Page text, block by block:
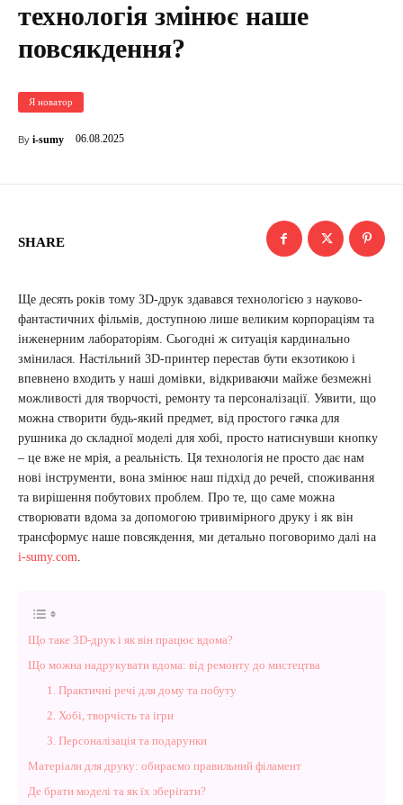
технологія змінює наше
повсякдення?
Я новатор
By i-sumy 06.08.2025
SHARE
Ще десять років тому 3D-друк здавався технологією з науково-
фантастичних фільмів, доступною лише великим корпораціям та
інженерним лабораторіям. Сьогодні ж ситуація кардинально
змінилася. Настільний 3D-принтер перестав бути екзотикою і
впевнено входить у наші домівки, відкриваючи майже безмежні
можливості для творчості, ремонту та персоналізації. Уявити, що
можна створити будь-який предмет, від простого гачка для
рушника до складної моделі для хобі, просто натиснувши кнопку
– це вже не мрія, а реальність. Ця технологія не просто дає нам
нові інструменти, вона змінює наш підхід до речей, споживання
та вирішення побутових проблем. Про те, що саме можна
створювати вдома за допомогою тривимірного друку і як він
трансформує наше повсякдення, ми детально поговоримо далі на
i-sumy.com.
Що таке 3D-друк і як він працює вдома?
Що можна надрукувати вдома: від ремонту до мистецтва
1. Практичні речі для дому та побуту
2. Хобі, творчість та ігри
3. Персоналізація та подарунки
Матеріали для друку: обираємо правильний філамент
Де брати моделі та як їх зберігати?